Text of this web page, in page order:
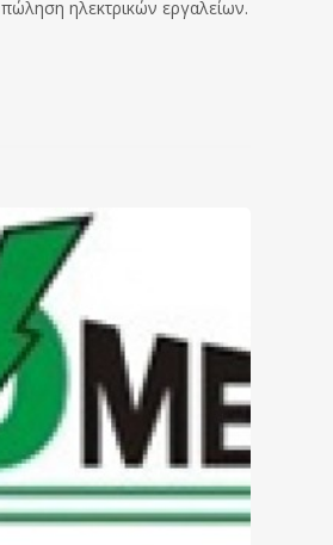
ηλεκτρικών εργαλείων.